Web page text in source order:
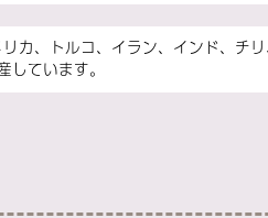
、トルコ、イラン、インド、チ
しています。